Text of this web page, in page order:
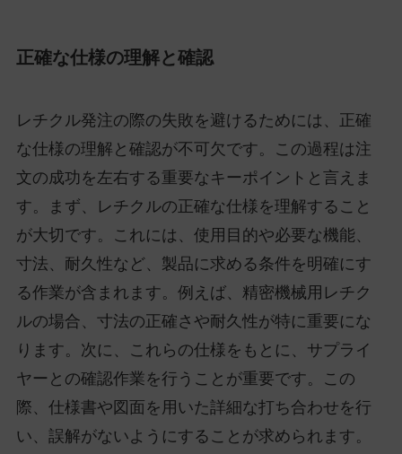
正確な仕様の理解と確認
レチクル発注の際の失敗を避けるためには、正確
な仕様の理解と確認が不可欠です。この過程は注
文の成功を左右する重要なキーポイントと言えま
す。まず、レチクルの正確な仕様を理解すること
が大切です。これには、使用目的や必要な機能、
寸法、耐久性など、製品に求める条件を明確にす
る作業が含まれます。例えば、精密機械用レチク
ルの場合、寸法の正確さや耐久性が特に重要にな
ります。次に、これらの仕様をもとに、サプライ
ヤーとの確認作業を行うことが重要です。この
際、仕様書や図面を用いた詳細な打ち合わせを行
い、誤解がないようにすることが求められます。